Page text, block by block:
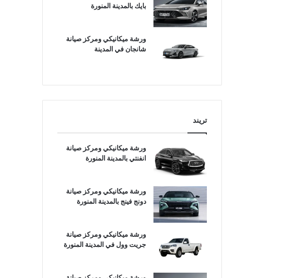
بايك بالمدينة المنورة
ورشة ميكانيكي ومركز صيانة
شانجان في المدينة
تريند
ورشة ميكانيكي ومركز صيانة
انفنتي بالمدينة المنورة
ورشة ميكانيكي ومركز صيانة
دونج فينج بالمدينة المنورة
ورشة ميكانيكي ومركز صيانة
جريت وول في المدينة المنورة